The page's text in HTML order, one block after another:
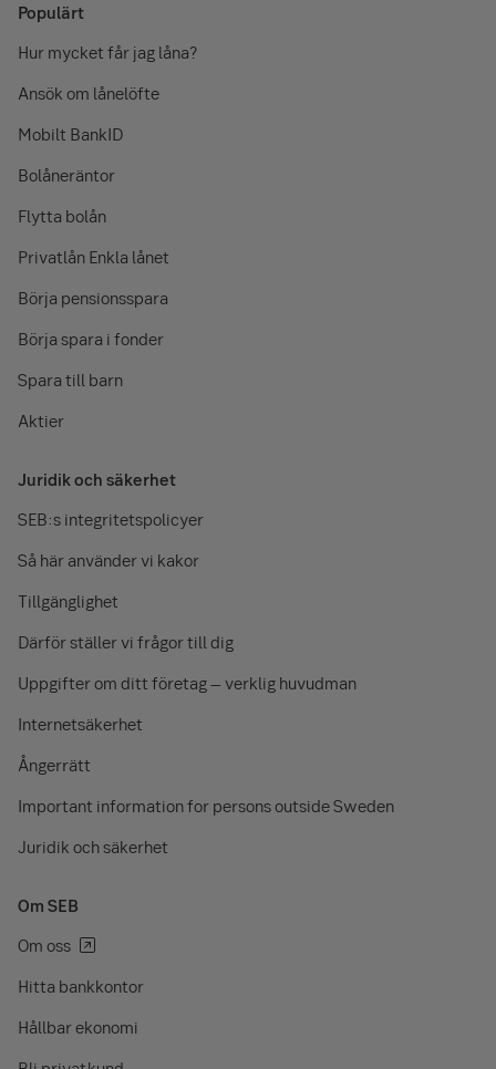
Populärt
Hur mycket får jag låna?
Ansök om lånelöfte
Mobilt BankID
Bolåneräntor
Flytta bolån
Privatlån Enkla lånet
Börja pensionsspara
Börja spara i fonder
Spara till barn
Aktier
Juridik och säkerhet
SEB:s integritetspolicyer
Så här använder vi kakor
Tillgänglighet
Därför ställer vi frågor till dig
Uppgifter om ditt företag – verklig huvudman
Internetsäkerhet
Ångerrätt
Important information for persons outside Sweden
Juridik och säkerhet
Om SEB
Om oss
Hitta bankkontor
Hållbar ekonomi